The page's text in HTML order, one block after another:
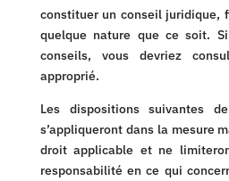
constituer un conseil juridique,
quelque nature que ce soit.
conseils, vous devriez
approprié.
Les dispositions suivantes
s’appliqueront dans la mesure
droit applicable et ne
responsabilité en ce qui